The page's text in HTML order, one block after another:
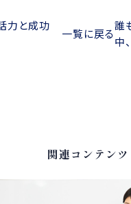
力と成功
一覧に戻る
誰
中
関連コンテンツ